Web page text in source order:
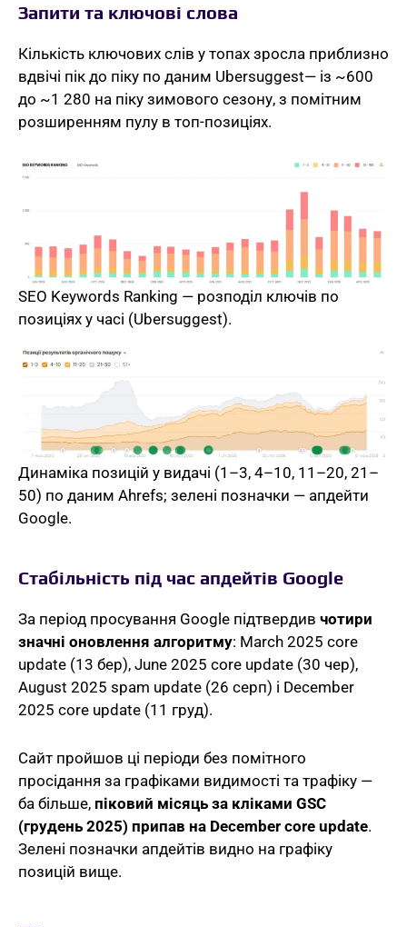
Запити та ключові слова
Кількість ключових слів у топах зросла приблизно
вдвічі пік до піку по даним Ubersuggest— із ~600
до ~1 280 на піку зимового сезону, з помітним
розширенням пулу в топ-позиціях.
SEO Keywords Ranking — розподіл ключів по
позиціях у часі (Ubersuggest).
Динаміка позицій у видачі (1–3, 4–10, 11–20, 21–
50) по даним Ahrefs; зелені позначки — апдейти
Google.
Стабільність під час апдейтів Google
За період просування Google підтвердив чотири
значні оновлення алгоритму: March 2025 core
update (13 бер), June 2025 core update (30 чер),
August 2025 spam update (26 серп) і December
2025 core update (11 груд).
Сайт пройшов ці періоди без помітного
просідання за графіками видимості та трафіку —
ба більше, піковий місяць за кліками GSC
(грудень 2025) припав на December core update.
Зелені позначки апдейтів видно на графіку
позицій вище.